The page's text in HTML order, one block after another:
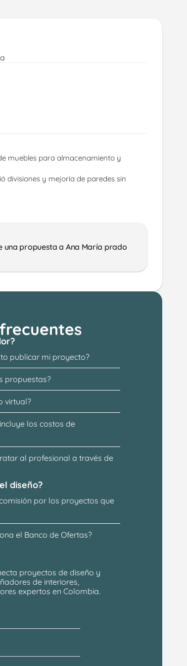
muebles para almacenamiento y
divisiones y mejoría de paredes sin
una propuesta a Ana María prado
publicar mi proyecto?
propuestas?
virtual?
los costos de
al profesional a través de
diseño?
por los proyectos que
el Banco de Ofertas?
proyectos de diseño y
de interiores,
expertos en Colombia.